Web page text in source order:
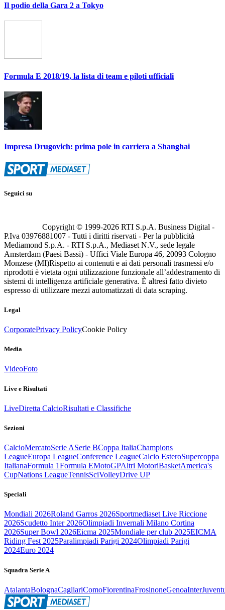
Il podio della Gara 2 a Tokyo
Formula E 2018/19, la lista di team e piloti ufficiali
Impresa Drugovich: prima pole in carriera a Shanghai
Seguici su
Copyright © 1999-2026 RTI S.p.A. Business Digital -
P.Iva 03976881007 - Tutti i diritti riservati - Per la pubblicità
Mediamond S.p.A. - RTI S.p.A., Mediaset N.V., sede legale
Amsterdam (Paesi Bassi) - Uffici Viale Europa 46, 20093 Cologno
Monzese (MI)Rispetto ai contenuti e ai dati personali trasmessi e/o
riprodotti è vietata ogni utilizzazione funzionale all’addestramento di
sistemi di intelligenza artificiale generativa. È altresì fatto divieto
espresso di utilizzare mezzi automatizzati di data scraping.
Legal
CorporatePrivacy PolicyCookie Policy
Media
VideoFoto
Live e Risultati
LiveDiretta CalcioRisultati e Classifiche
Sezioni
CalcioMercatoSerie ASerie BCoppa ItaliaChampions
LeagueEuropa LeagueConference LeagueCalcio EsteroSupercoppa
ItalianaFormula 1Formula EMotoGPAltri MotoriBasketAmerica's
CupNations LeagueTennisSciVolleyDrive UP
Speciali
Mondiali 2026Roland Garros 2026Sportmediaset Live Riccione
2026Scudetto Inter 2026Olimpiadi Invernali Milano Cortina
2026Super Bowl 2026Eicma 2025Mondiale per club 2025EICMA
Riding Fest 2025Paralimpiadi Parigi 2024Olimpiadi Parigi
2024Euro 2024
Squadra Serie A
AtalantaBolognaCagliariComoFiorentinaFrosinoneGenoaInter